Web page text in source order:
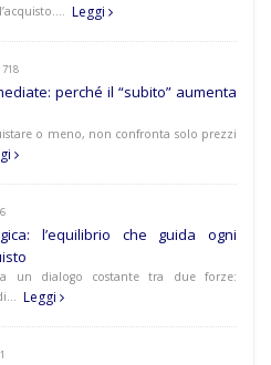
Leggi
718
perché il “subito” aumenta
o meno, non confronta solo prezzi
l’equilibrio che guida ogni
un dialogo costante tra due forze:
Leggi